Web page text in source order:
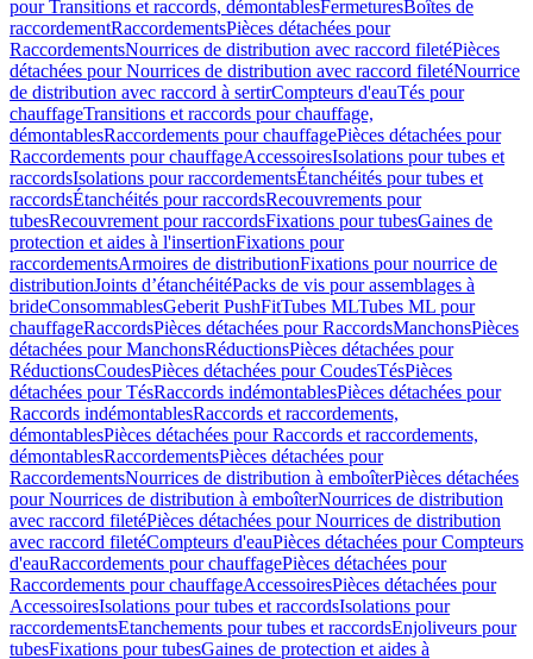
pour Transitions et raccords, démontablesFermeturesBoîtes de
raccordementRaccordementsPièces détachées pour
RaccordementsNourrices de distribution avec raccord filetéPièces
détachées pour Nourrices de distribution avec raccord filetéNourrice
de distribution avec raccord à sertirCompteurs d'eauTés pour
chauffageTransitions et raccords pour chauffage,
démontablesRaccordements pour chauffagePièces détachées pour
Raccordements pour chauffageAccessoiresIsolations pour tubes et
raccordsIsolations pour raccordementsÉtanchéités pour tubes et
raccordsÉtanchéités pour raccordsRecouvrements pour
tubesRecouvrement pour raccordsFixations pour tubesGaines de
protection et aides à l'insertionFixations pour
raccordementsArmoires de distributionFixations pour nourrice de
distributionJoints d’étanchéitéPacks de vis pour assemblages à
brideConsommablesGeberit PushFitTubes MLTubes ML pour
chauffageRaccordsPièces détachées pour RaccordsManchonsPièces
détachées pour ManchonsRéductionsPièces détachées pour
RéductionsCoudesPièces détachées pour CoudesTésPièces
détachées pour TésRaccords indémontablesPièces détachées pour
Raccords indémontablesRaccords et raccordements,
démontablesPièces détachées pour Raccords et raccordements,
démontablesRaccordementsPièces détachées pour
RaccordementsNourrices de distribution à emboîterPièces détachées
pour Nourrices de distribution à emboîterNourrices de distribution
avec raccord filetéPièces détachées pour Nourrices de distribution
avec raccord filetéCompteurs d'eauPièces détachées pour Compteurs
d'eauRaccordements pour chauffagePièces détachées pour
Raccordements pour chauffageAccessoiresPièces détachées pour
AccessoiresIsolations pour tubes et raccordsIsolations pour
raccordementsEtanchements pour tubes et raccordsEnjoliveurs pour
tubesFixations pour tubesGaines de protection et aides à